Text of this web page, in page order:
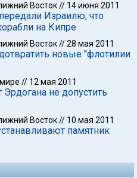
Восток// 14 июня 2011
Израилю, что
на Кипре
Восток//28 мая 2011
новые "флотилии
// 12 мая 2011
не допустить
Восток// 10 мая 2011
памятник